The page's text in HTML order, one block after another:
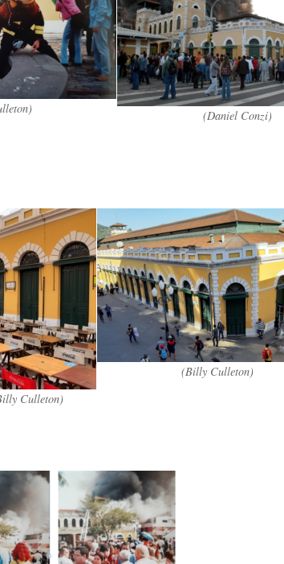
(Daniel Conzi)
Culleton)
(Billy Culleton)